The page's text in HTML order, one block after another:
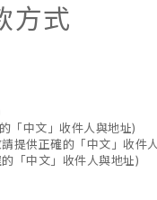
方式
「中文」收件人與地址)
提供正確的「中文」收件
「中文」收件人與地址)